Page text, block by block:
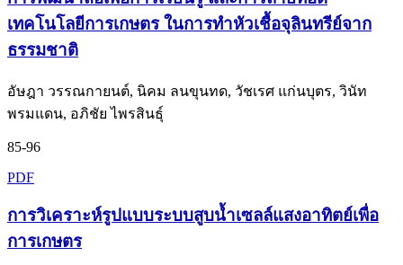
เทคโนโลยีการเกษตร ในการทำหัวเชื้อจุลินทรีย์จาก
ธรรมชาติ
อัษฎา วรรณกายนต์, นิคม ลนขุนทด, วัชเรศ แก่นบุตร, วินัท
พรมแดน, อภิชัย ไพรสินธุ์
85-96
PDF
การวิเคราะห์รูปแบบระบบสูบน้ำเซลล์แสงอาทิตย์เพื่อ
การเกษตร